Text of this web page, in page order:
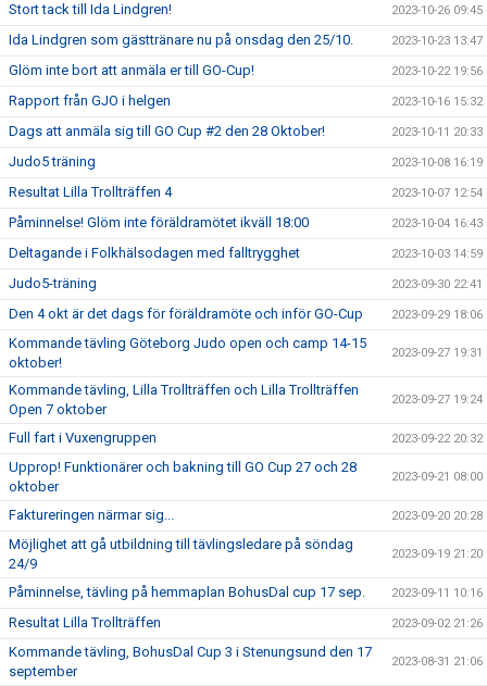
Stort tack till Ida Lindgren! 2023-10-26 09:45
Ida Lindgren som gästtränare nu på onsdag den 25/10. 2023-10-23 13:47
Glöm inte bort att anmäla er till GO-Cup! 2023-10-22 19:56
Rapport från GJO i helgen 2023-10-16 15:32
Dags att anmäla sig till GO Cup #2 den 28 Oktober! 2023-10-11 20:33
Judo5 träning 2023-10-08 16:19
Resultat Lilla Trollträffen 4 2023-10-07 12:54
Påminnelse! Glöm inte föräldramötet ikväll 18:00 2023-10-04 16:43
Deltagande i Folkhälsodagen med falltrygghet 2023-10-03 14:59
Judo5-träning 2023-09-30 22:41
Den 4 okt är det dags för föräldramöte och inför GO-Cup 2023-09-29 18:06
Kommande tävling Göteborg Judo open och camp 14-15
oktober!
2023-09-27 19:31
Kommande tävling, Lilla Trollträffen och Lilla Trollträffen
Open 7 oktober
2023-09-27 19:24
Full fart i Vuxengruppen 2023-09-22 20:32
Upprop! Funktionärer och bakning till GO Cup 27 och 28
oktober
2023-09-21 08:00
Faktureringen närmar sig... 2023-09-20 20:28
Möjlighet att gå utbildning till tävlingsledare på söndag
24/9
2023-09-19 21:20
Påminnelse, tävling på hemmaplan BohusDal cup 17 sep. 2023-09-11 10:16
Resultat Lilla Trollträffen 2023-09-02 21:26
Kommande tävling, BohusDal Cup 3 i Stenungsund den 17
september
2023-08-31 21:06